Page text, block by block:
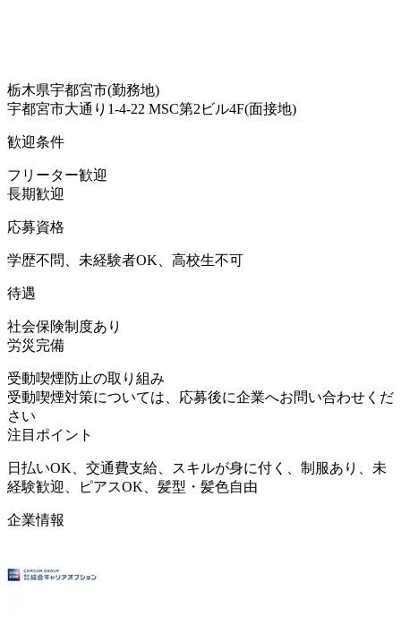
栃木県宇都宮市(勤務地)
宇都宮市大通り1-4-22 MSC第2ビル4F(面接地)
歓迎条件
フリーター歓迎
長期歓迎
応募資格
学歴不問、未経験者OK、高校生不可
待遇
社会保険制度あり
労災完備
受動喫煙防止の取り組み
受動喫煙対策については、応募後に企業へお問い合わせくだ
さい
注目ポイント
日払いOK、交通費支給、スキルが身に付く、制服あり、未
経験歓迎、ピアスOK、髪型・髪色自由
企業情報